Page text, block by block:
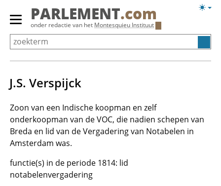
Overslaan
Primair
menu
tonen/verbergen
PARLEMENT.com
onder redactie van het Montesquieu Instituut
J.S. Verspijck
Zoon van een Indische koopman en zelf
onderkoopman van de VOC, die nadien schepen van
Breda en lid van de Vergadering van Notabelen in
Amsterdam was.
functie(s) in de periode 1814: lid
notabelenvergadering